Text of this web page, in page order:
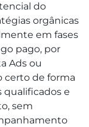
do
orgânicas
em fases
pago, por
Ads ou
certo de forma
qualificados e
sem